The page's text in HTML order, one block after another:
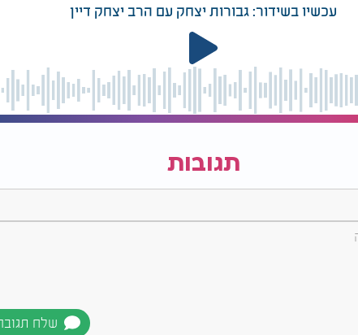
עכשיו בשידור: גבורות יצחק עם הרב יצחק דיין
תגובות